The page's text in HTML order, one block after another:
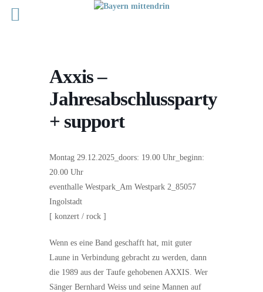
Axxis –
Jahresabschlussparty
+ support
Montag 29.12.2025_doors: 19.00 Uhr_beginn:
20.00 Uhr
eventhalle Westpark_Am Westpark 2_85057
Ingolstadt
[ konzert / rock ]
Wenn es eine Band geschafft hat, mit guter
Laune in Verbindung gebracht zu werden, dann
die 1989 aus der Taufe gehobenen AXXIS. Wer
Sänger Bernhard Weiss und seine Mannen auf